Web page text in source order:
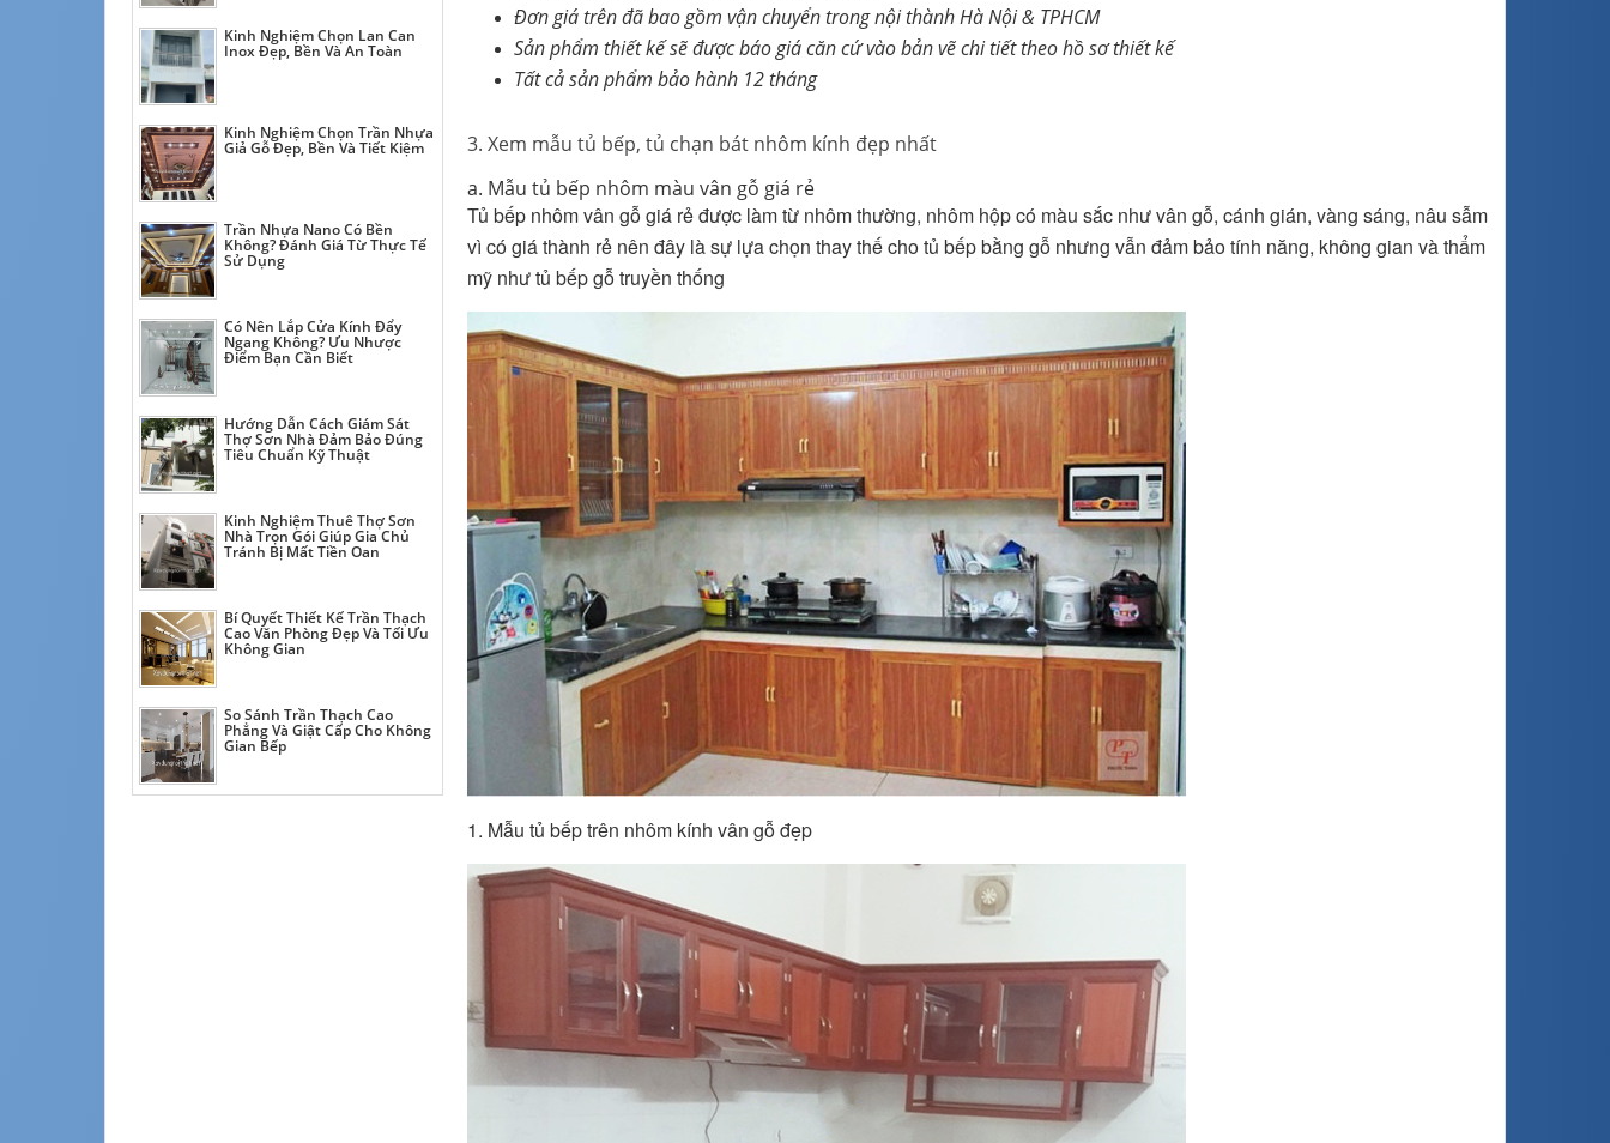
Đơn giá trên đã bao gồm vận chuyển trong nội thành Hà Nội & TPHCM
Sản phẩm thiết kế sẽ được báo giá căn cứ vào bản vẽ chi tiết theo hồ sơ thiết kế
Tất cả sản phẩm bảo hành 12 tháng
3. Xem mẫu tủ bếp, tủ chạn bát nhôm kính đẹp nhất
a. Mẫu tủ bếp nhôm màu vân gỗ giá rẻ
Tủ bếp nhôm vân gỗ giá rẻđược làm từ nhôm thường, nhôm hộp có màu sắc như vân gỗ, cánh gián, vàng sáng, nâu sẫm
vì có giá thành rẻ nên đây là sự lựa chọn thay thế cho tủ bếp bằng gỗ nhưng vẫn đảm bảo tính năng, không gian và thẩm
mỹ như tủ bếp gỗ truyền thống
1. Mẫu tủ bếp trên nhôm kính vân gỗ đẹp
Kinh Nghiệm Chọn Lan Can
Inox Đẹp, Bền Và An Toàn
Kinh Nghiệm Chọn Trần Nhựa
Giả Gỗ Đẹp, Bền Và Tiết Kiệm
Trần Nhựa Nano Có Bền
Không? Đánh Giá Từ Thực Tế
Sử Dụng
Có Nên Lắp Cửa Kính Đẩy
Ngang Không? Ưu Nhược
Điểm Bạn Cần Biết
Hướng Dẫn Cách Giám Sát
Thợ Sơn Nhà Đảm Bảo Đúng
Tiêu Chuẩn Kỹ Thuật
Kinh Nghiệm Thuê Thợ Sơn
Nhà Trọn Gói Giúp Gia Chủ
Tránh Bị Mất Tiền Oan
Bí Quyết Thiết Kế Trần Thạch
Cao Văn Phòng Đẹp Và Tối Ưu
Không Gian
So Sánh Trần Thạch Cao
Phẳng Và Giật Cấp Cho Không
Gian Bếp